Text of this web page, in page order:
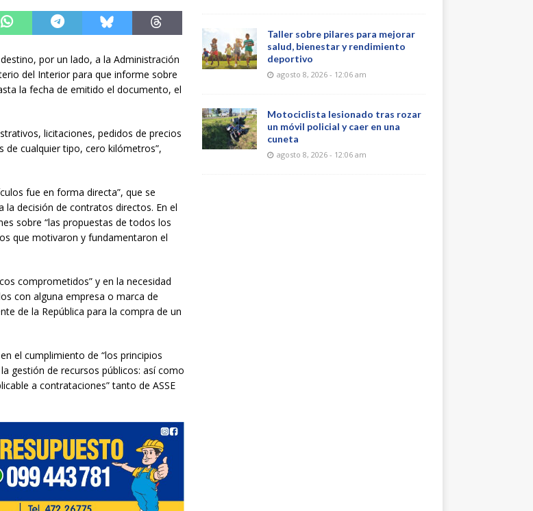
por un lado, a la Administración
del Interior para que informe sobre
la fecha de emitido el documento, el
licitaciones, pedidos de precios
cualquier tipo, cero kilómetros”,
fue en forma directa”, que se
decisión de contratos directos. En el
sobre “las propuestas de todos los
que motivaron y fundamentaron el
comprometidos” y en la necesidad
con alguna empresa o marca de
de la República para la compra de un
el cumplimiento de “los principios
gestión de recursos públicos: así como
a contrataciones” tanto de ASSE
Taller sobre pilares para mejorar
salud, bienestar y rendimiento
deportivo
agosto 8, 2026 - 12:06 am
Motociclista lesionado tras rozar
un móvil policial y caer en una
cuneta
agosto 8, 2026 - 12:06 am